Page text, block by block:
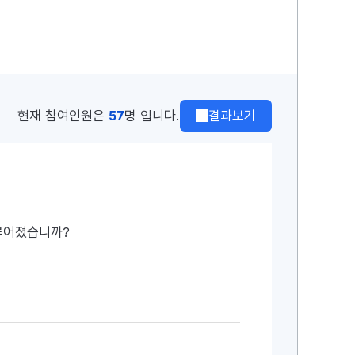
현재 참여인원은 57명 입니다. 결과보기
졌습니까?